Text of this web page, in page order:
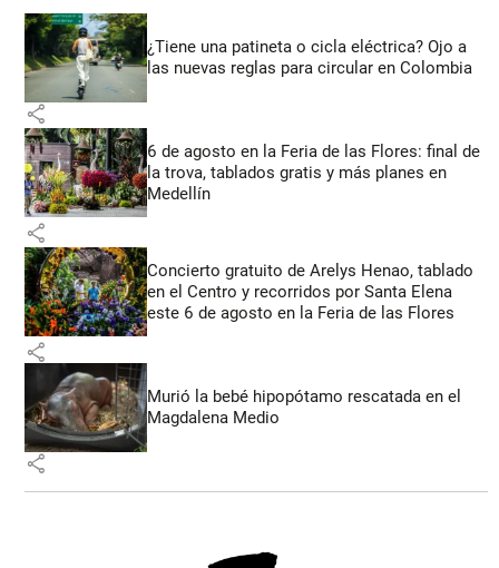
¿Tiene una patineta o cicla eléctrica? Ojo a
las nuevas reglas para circular en Colombia
share
6 de agosto en la Feria de las Flores: final de
la trova, tablados gratis y más planes en
Medellín
share
Concierto gratuito de Arelys Henao, tablado
en el Centro y recorridos por Santa Elena
este 6 de agosto en la Feria de las Flores
share
Murió la bebé hipopótamo rescatada en el
Magdalena Medio
share